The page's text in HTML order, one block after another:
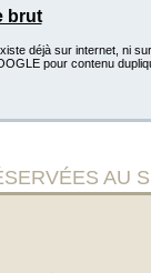
brut
déjà sur internet, ni
pour contenu
AU